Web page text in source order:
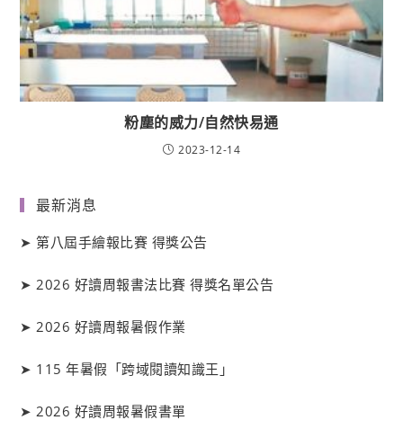
粉塵的威力/自然快易通
2023-12-14
最新消息
➤第八屆手繪報比賽 得獎公告
➤2026 好讀周報書法比賽 得獎名單公告
➤2026 好讀周報暑假作業
➤ 115 年暑假「跨域閱讀知識王」
➤2026 好讀周報暑假書單